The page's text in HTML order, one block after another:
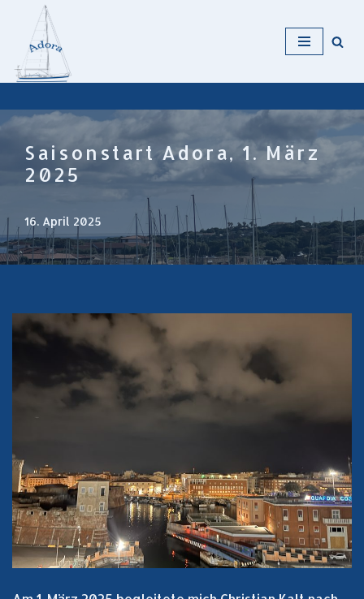
Zum
Inhalt
Saisonstart Adora, 1. März
2025
16. April 2025